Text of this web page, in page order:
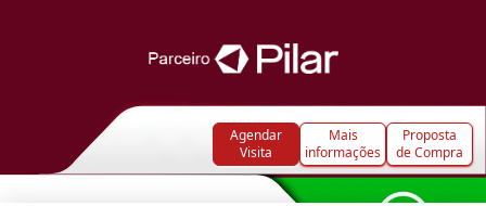
Agendar
Visita
Mais
informações
Proposta
de Compra